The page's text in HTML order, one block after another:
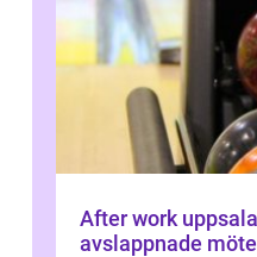
After work uppsala tips på
avslappnade